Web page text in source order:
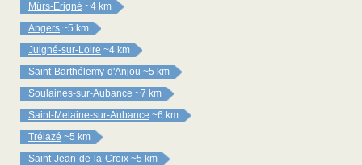
Mûrs-Erigné ~4 km
Angers ~5 km
Juigné-sur-Loire ~4 km
Saint-Barthélemy-d'Anjou ~5 km
Soulaines-sur-Aubance ~7 km
Saint-Melaine-sur-Aubance ~6 km
Trélazé ~5 km
Saint-Jean-de-la-Croix ~5 km